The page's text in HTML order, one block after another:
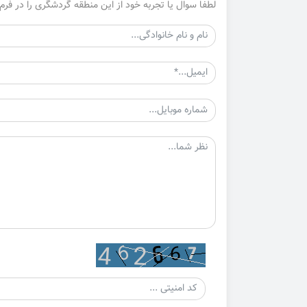
لطفا سوال یا تجربه خود از این منطقه گردشگری را در